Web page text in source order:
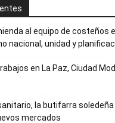
al equipo de costeños
nacional, unidad y
en La Paz, Ciudad
la butifarra soledeña
mercados